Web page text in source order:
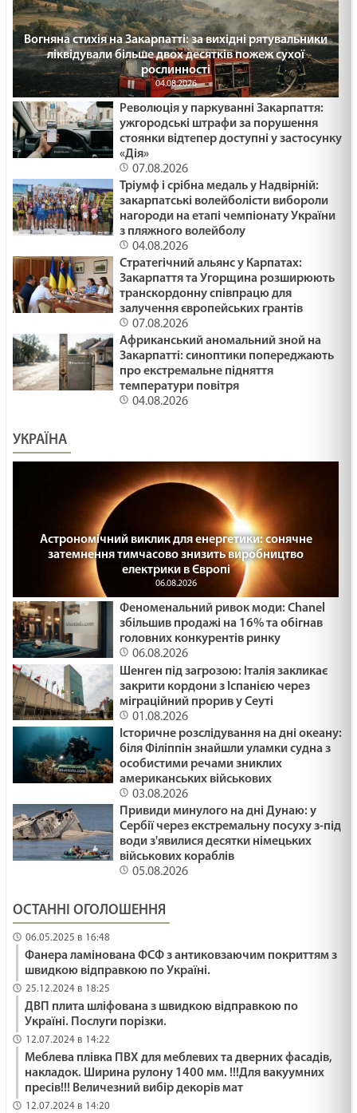
Вогняна стихія на Закарпатті: за вихідні рятувальники
ліквідували більше двох десятків пожеж сухої
рослинності
04.08.2026
Революція у паркуванні Закарпаття:
ужгородські штрафи за порушення
стоянки відтепер доступні у застосунку
«Дія»
07.08.2026
Тріумф і срібна медаль у Надвірній:
закарпатські волейболісти вибороли
нагороди на етапі чемпіонату України
з пляжного волейболу
04.08.2026
Стратегічний альянс у Карпатах:
Закарпаття та Угорщина розширюють
транскордонну співпрацю для
залучення європейських грантів
07.08.2026
Африканський аномальний зной на
Закарпатті: синоптики попереджають
про екстремальне підняття
температури повітря
04.08.2026
УКРАЇНА
Астрономічний виклик для енергетики: сонячне
затемнення тимчасово знизить виробництво
електрики в Європі
06.08.2026
Феноменальний ривок моди: Chanel
збільшив продажі на 16% та обігнав
головних конкурентів ринку
06.08.2026
Шенген під загрозою: Італія закликає
закрити кордони з Іспанією через
міграційний прорив у Сеуті
01.08.2026
Історичне розслідування на дні океану:
біля Філіппін знайшли уламки судна з
особистими речами зниклих
американських військових
03.08.2026
Привиди минулого на дні Дунаю: у
Сербії через екстремальну посуху з-під
води з'явилися десятки німецьких
військових кораблів
05.08.2026
ОСТАННІ ОГОЛОШЕННЯ
06.05.2025 в 16:48
Фанера ламінована ФСФ з антиковзаючим покриттям з
швидкою відправкою по Україні.
25.12.2024 в 18:25
ДВП плита шліфована з швидкою відправкою по
Україні. Послуги порізки.
12.07.2024 в 14:22
Меблева плівка ПВХ для меблевих та дверних фасадів,
накладок. Ширина рулону 1400 мм. !!!Для вакуумних
пресів!!! Величезний вибір декорів мат
12.07.2024 в 14:20